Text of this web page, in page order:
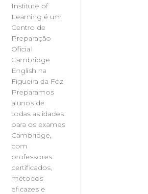
Institute of
Learning é um
Centro de
Preparação
Oficial
Cambridge
English na
Figueira da Foz.
Preparamos
alunos de
todas as idades
para os exames
Cambridge,
com
professores
certificados,
métodos
eficazes e